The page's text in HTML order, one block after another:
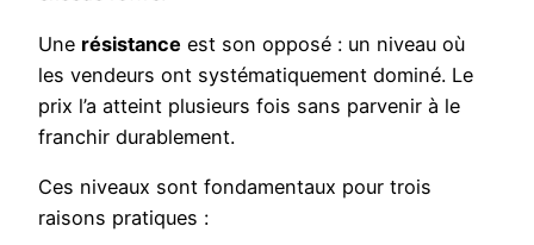
Une résistance est son opposé : un niveau où
les vendeurs ont systématiquement dominé. Le
prix l’a atteint plusieurs fois sans parvenir à le
franchir durablement.
Ces niveaux sont fondamentaux pour trois
raisons pratiques :